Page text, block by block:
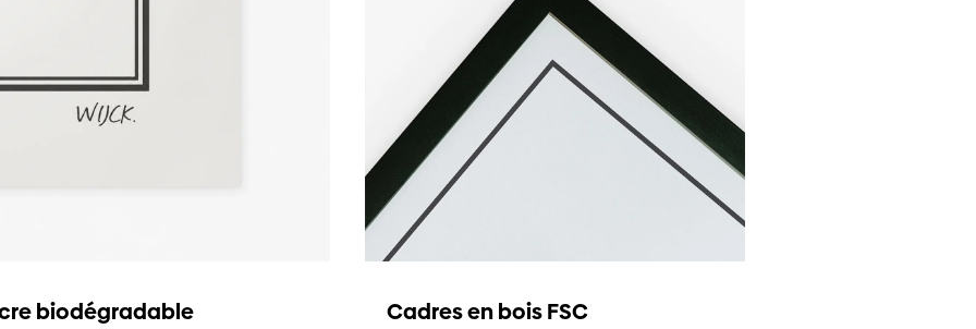
biodégradable Cadres en bois FSC